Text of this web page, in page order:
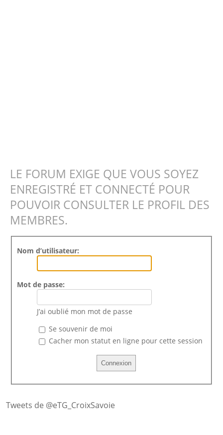
LE FORUM EXIGE QUE VOUS SOYEZ
ENREGISTRÉ ET CONNECTÉ POUR
POUVOIR CONSULTER LE PROFIL DES
MEMBRES.
Nom d’utilisateur:
Mot de passe:
J’ai oublié mon mot de passe
Se souvenir de moi
Cacher mon statut en ligne pour cette session
Tweets de @eTG_CroixSavoie